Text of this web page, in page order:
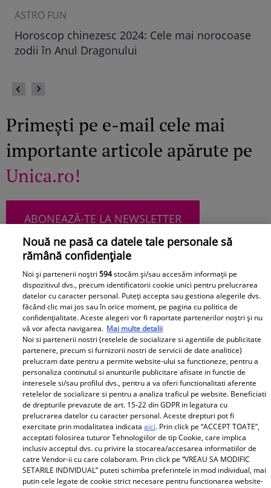
ASTRO FUN
Horoscop chinezesc 2024: Cele mai norocoase
zodii în Anul Dragonului
Primești pe e-mail cele mai
importante articole apărute pe
Unica.ro!
ABONEAZĂ-TE LA NEWSLETTER
Urmărește-ne pe Facebook Like
Pariază responsabil! Decizia ONJN nr. 821/25.09.2025.
Jocurile de noroc sunt interzise minorilor.
Despre Unica.ro
Publicitate
Echipa Unica.ro
Știri
GSP
Avantaje
Nouă ne pasă ca datele tale personale să
rămână confidențiale
Noi și partenerii noștri594stocăm și/sau accesăm informații pe
dispozitivul dvs., precum identificatorii cookie unici pentru prelucrarea
datelor cu caracter personal. Puteți accepta sau gestiona alegerile dvs.
făcând clic mai jos sau în orice moment, pe pagina cu politica de
confidențialitate. Aceste alegeri vor fi raportate partenerilor noștri și nu
vă vor afecta navigarea. Mai multe detalii
Noi si partenerii nostri (retelele de socializare si agentiile de publicitate
partenere, precum si furnizorii nostri de servicii de date analitice)
prelucram date pentru a permite website-ului sa functioneze, pentru a
personaliza continutul si anunturile publicitare afisate in functie de
interesele si/sau profilul dvs., pentru a va oferi functionalitati aferente
retelelor de socializare si pentru a analiza traficul pe website. Beneficiati
de drepturile prevazute de art. 15-22 din GDPR in legatura cu
prelucrarea datelor cu caracter personal. Aceste drepturi pot fi
exercitate prin modalitatea indicataaici. Prin click pe “ACCEPT TOATE”,
acceptati folosirea tuturor Tehnologiilor de tip Cookie, care implica
inclusiv acceptul dvs. cu privire la stocarea/accesarea informatiilor de
catre Vendor-ii cu care colaboram. Prin click pe “VREAU SA MODIFIC
SETARILE INDIVIDUAL” puteti schimba preferintele in mod individual, mai
putin cele legate de cookie strict necesare pentru functionarea website-